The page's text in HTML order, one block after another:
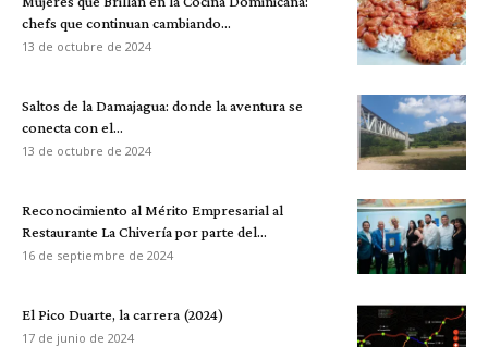
chefs que continuan cambiando...
13 de octubre de 2024
Saltos de la Damajagua: donde la aventura se
conecta con el...
13 de octubre de 2024
Reconocimiento al Mérito Empresarial al
Restaurante La Chivería por parte del...
16 de septiembre de 2024
El Pico Duarte, la carrera (2024)
17 de junio de 2024